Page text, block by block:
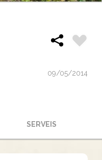
09/05/2014
SERVEIS